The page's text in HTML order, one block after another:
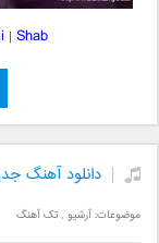
| Shab
دانلود آهنگ
موضوعات:آرشیو ,تک آهنگ